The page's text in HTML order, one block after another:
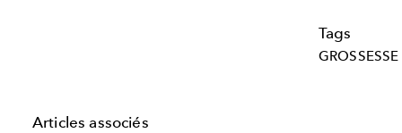
Tags
GROSSESSE
Articles associés